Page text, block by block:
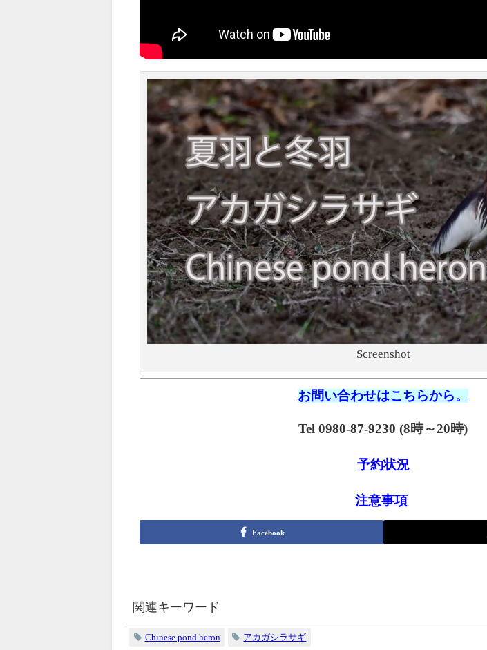
Screenshot
お問い合わせはこちらから。
Tel 0980-87-9230 (8時～20時)
予約状況
注意事項
Facebook
関連キーワード
Chinese pond heron アカガシラサギ